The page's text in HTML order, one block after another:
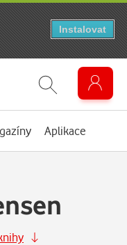
Aplikace
Instalovat